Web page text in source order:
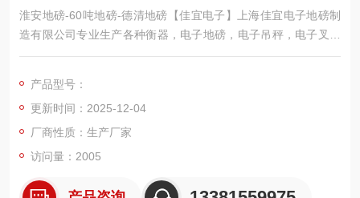
淮安地磅-60吨地磅-德清地磅【佳宜电子】上海佳宜电子地磅制
造有限公司专业生产各种衡器，电子地磅，电子吊秤，电子叉车
秤，电子汽车衡，移动地磅，超低地磅， 防爆地磅，带打印地
动式汽车衡，出口式地磅，欢迎新老客户前来咨询，
产品型号：
更新时间：2025-12-04
厂商性质：生产厂家
访问量：2005